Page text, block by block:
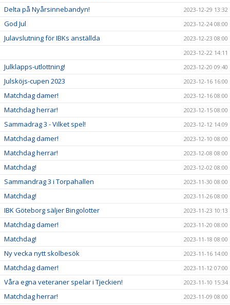
Delta på Nyårsinnebandyn! 2023-12-29 13:32
God Jul 2023-12-24 08:00
Julavslutning för IBKs anställda
2023-12-23 08:00
2023-12-22 14:11
Julklapps-utlottning! 2023-12-20 09:40
Julsköjs-cupen 2023 2023-12-16 16:00
Matchdag damer! 2023-12-16 08:00
Matchdag herrar! 2023-12-15 08:00
Sammadrag 3 - Vilket spel! 2023-12-12 14:09
Matchdag damer! 2023-12-10 08:00
Matchdag herrar! 2023-12-08 08:00
Matchdag! 2023-12-02 08:00
Sammandrag 3 i Torpahallen 2023-11-30 08:00
Matchdag! 2023-11-26 08:00
IBK Göteborg säljer Bingolotter 2023-11-23 10:13
Matchdag damer! 2023-11-20 08:00
Matchdag! 2023-11-18 08:00
Ny vecka nytt skolbesök 2023-11-16 14:00
Matchdag damer! 2023-11-12 07:00
Våra egna veteraner spelar i Tjeckien! 2023-11-10 15:34
Matchdag herrar! 2023-11-09 08:00